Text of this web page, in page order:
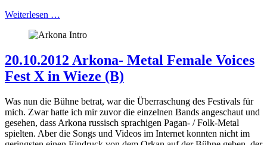
Weiterlesen …
20.10.2012 Arkona- Metal Female Voices
Fest X in Wieze (B)
Was nun die Bühne betrat, war die Überraschung des Festivals für
mich. Zwar hatte ich mir zuvor die einzelnen Bands angeschaut und
gesehen, dass Arkona russisch sprachigen Pagan- / Folk-Metal
spielten. Aber die Songs und Videos im Internet konnten nicht im